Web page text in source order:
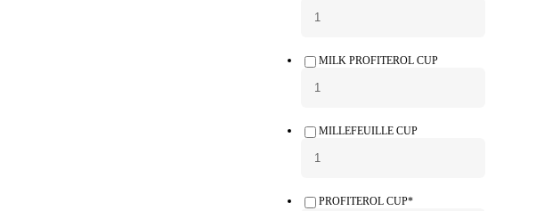
MILK PROFITEROL CUP
MILLEFEUILLE CUP
PROFITEROL CUP*